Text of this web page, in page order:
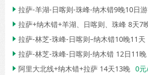
 拉萨-羊湖-日喀则-珠峰-纳木错9晚10日游
 拉萨+纳木错+羊湖、日喀则、珠峰 8天7
 拉萨-林芝-珠峰-日喀则–纳木错10晚11天
 拉萨-林芝-珠峰-日喀则-纳木错 12日11晚
 阿里大北线+纳木错+拉萨 14天13晚 0元